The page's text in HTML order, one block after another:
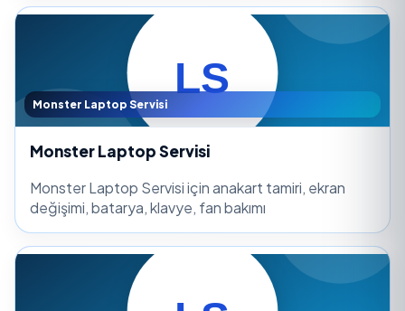
Monster Laptop Servisi
Monster Laptop Servisi
Monster Laptop Servisi için anakart tamiri, ekran
değişimi, batarya, klavye, fan bakımı